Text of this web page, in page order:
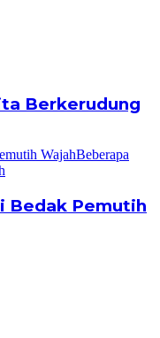
Berkerudung
Bedak Pemutih